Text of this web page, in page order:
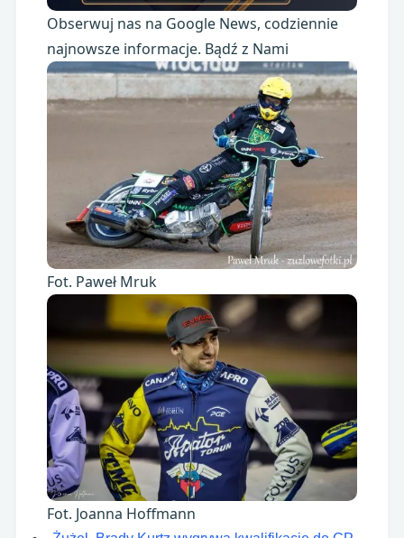
Obserwuj nas na Google News, codziennie
najnowsze informacje. Bądź z Nami
Fot. Paweł Mruk
Fot. Joanna Hoffmann